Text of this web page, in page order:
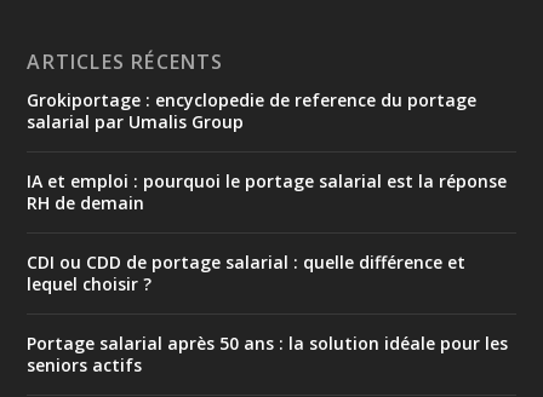
ARTICLES RÉCENTS
Grokiportage : encyclopedie de reference du portage
salarial par Umalis Group
IA et emploi : pourquoi le portage salarial est la réponse
RH de demain
CDI ou CDD de portage salarial : quelle différence et
lequel choisir ?
Portage salarial après 50 ans : la solution idéale pour les
seniors actifs